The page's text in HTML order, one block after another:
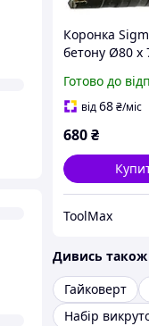
Коронка
бетону Ø80 x
Готово до
від68₴/міс
680₴
ToolMax
Дивись також
Гайковерт
Набір